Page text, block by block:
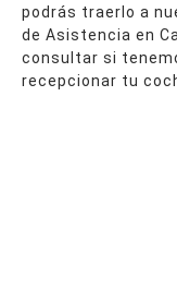
podrás traerlo a
de Asistencia en
consultar si
recepcionar tu